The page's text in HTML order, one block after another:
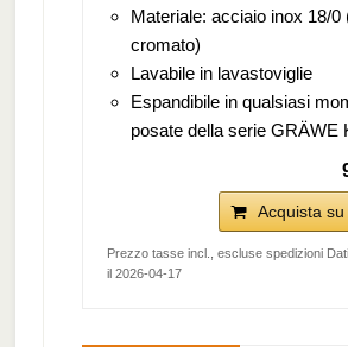
Materiale: acciaio inox 18/0
cromato)
Lavabile in lavastoviglie
Espandibile in qualsiasi
posate della serie GRÄWE
Acquista
Prezzo tasse incl., escluse spedizioni
il 2026-04-17